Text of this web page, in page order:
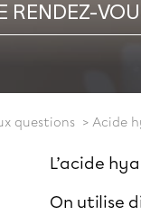
RENDEZ-
questions Acide
L’acide
On utilise